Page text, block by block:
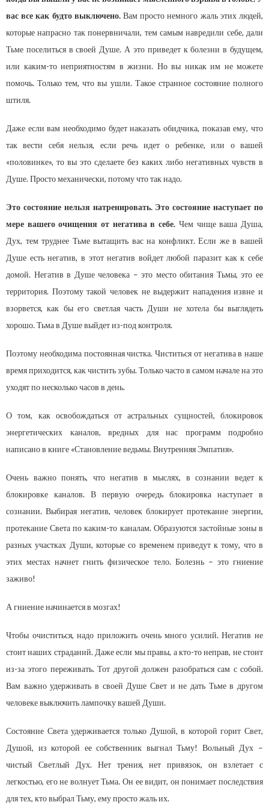
вас все как будто выключено.Вам просто немного жаль этих людей,
которые напрасно так понервничали, тем самым навредили себе, дали
Тьме поселиться в своей Душе. А это приведет к болезни в будущем,
или каким-то неприятностям в жизни. Но вы никак им не можете
помочь. Только тем, что вы ушли. Такое странное состояние полного
штиля.
Даже если вам необходимо будет наказать обидчика, показав ему, что
так вести себя нельзя, если речь идет о ребенке, или о вашей
«половинке», то вы это сделаете без каких либо негативных чувств в
Душе. Просто механически, потому что так надо.
Это состояние нельзя натренировать. Это состояние наступает по
мере вашего очищения от негатива в себе. Чем чище ваша Душа,
Дух, тем труднее Тьме вытащить вас на конфликт. Если же в вашей
Душе есть негатив, в этот негатив войдет любой паразит как к себе
домой. Негатив в Душе человека – это место обитания Тьмы, это ее
территория. Поэтому такой человек не выдержит нападения извне и
взорвется, как бы его светлая часть Души не хотела бы выглядеть
хорошо. Тьма в Душе выйдет из-под контроля.
Поэтому необходима постоянная чистка. Чиститься от негатива в наше
время приходится, как чистить зубы. Только часто в самом начале на это
уходят по несколько часов в день.
О том, как освобождаться от астральных сущностей, блокировок
энергетических каналов, вредных для нас программ подробно
написано в книге «Становление ведьмы. Внутренняя Эмпатия».
Очень важно понять, что негатив в мыслях, в сознании ведет к
блокировке каналов. В первую очередь блокировка наступает в
сознании. Выбирая негатив, человек блокирует протекание энергии,
протекание Света по каким-то каналам. Образуются застойные зоны в
разных участках Души, которые со временем приведут к тому, что в
этих местах начнет гнить физическое тело. Болезнь – это гниение
заживо!
А гниение начинается в мозгах!
Чтобы очиститься, надо приложить очень много усилий. Негатив не
стоит наших страданий. Даже если мы правы, а кто-то неправ, не стоит
из-за этого переживать. Тот другой должен разобраться сам с собой.
Вам важно удерживать в своей Душе Свет и не дать Тьме в другом
человеке выключить лампочку вашей Души.
Состояние Света удерживается только Душой, в которой горит Свет,
Душой, из которой ее собственник выгнал Тьму! Вольный Дух –
чистый Светлый Дух. Нет трения, нет привязок, он взлетает с
легкостью, его не волнует Тьма. Он ее видит, он понимает последствия
для тех, кто выбрал Тьму, ему просто жаль их.